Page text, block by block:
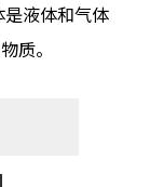
液体和气体
质。